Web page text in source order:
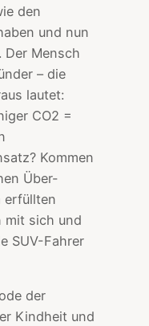
den
und nun
Der Mensch
– die
lautet:
CO2 =
Kommen
Über-
erfüllten
mit sich und
SUV-Fahrer
der
Kindheit und